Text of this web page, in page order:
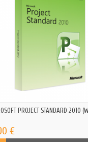
PROJECT STANDARD 2010
€